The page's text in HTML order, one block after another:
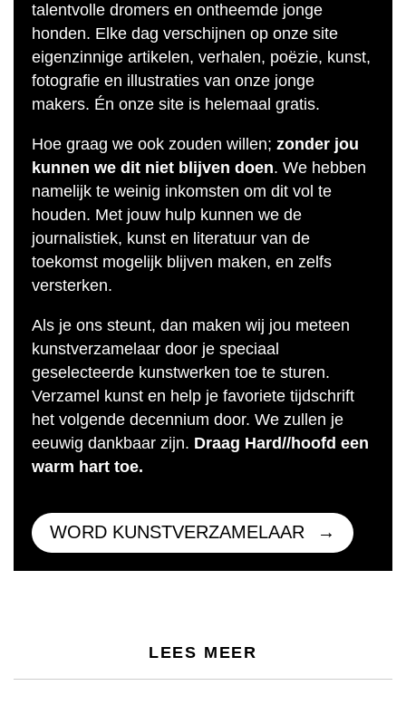
talentvolle dromers en ontheemde jonge
honden. Elke dag verschijnen op onze site
eigenzinnige artikelen, verhalen, poëzie, kunst,
fotografie en illustraties van onze jonge
makers. Én onze site is helemaal gratis.
Hoe graag we ook zouden willen; zonder jou
kunnen we dit niet blijven doen. We hebben
namelijk te weinig inkomsten om dit vol te
houden. Met jouw hulp kunnen we de
journalistiek, kunst en literatuur van de
toekomst mogelijk blijven maken, en zelfs
versterken.
Als je ons steunt, dan maken wij jou meteen
kunstverzamelaar door je speciaal
geselecteerde kunstwerken toe te sturen.
Verzamel kunst en help je favoriete tijdschrift
het volgende decennium door. We zullen je
eeuwig dankbaar zijn. Draag Hard//hoofd een
warm hart toe.
WORD KUNSTVERZAMELAAR
LEES MEER